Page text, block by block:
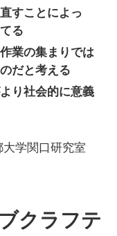
すことによっ
る
業の集まりでは
だと考える
り社会的に意義
学関口研究室
クラフテ